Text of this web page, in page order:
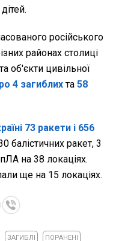
російського
районах столиці
об'єкти цивільної
4 загиблихта 58
73 ракети і 656
балістичних ракет, 3
на 38 локаціях.
ще на 15 локаціях.
ЗАГИБЛІ ПОРАНЕНІ